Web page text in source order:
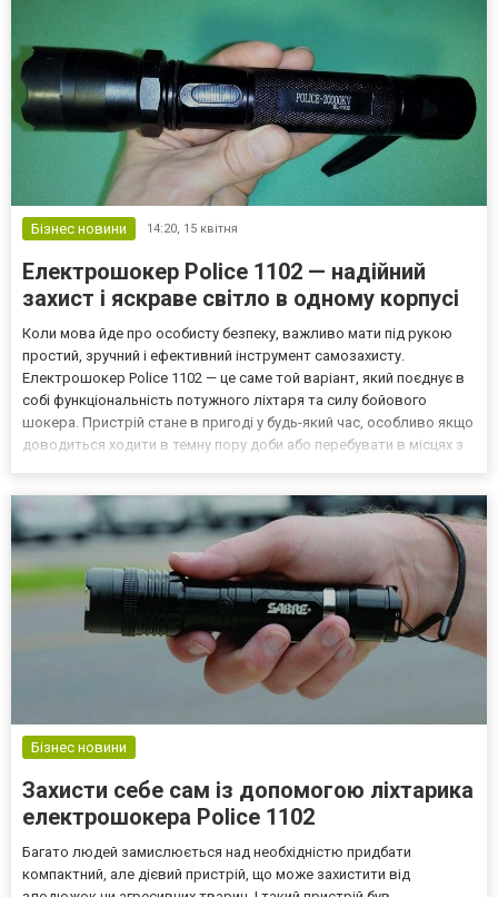
Бізнес новини 14:20, 15 квітня
Електрошокер Police 1102 — надійний
захист і яскраве світло в одному корпусі
Коли мова йде про особисту безпеку, важливо мати під рукою
простий, зручний і ефективний інструмент самозахисту.
Електрошокер Police 1102 — це саме той варіант, який поєднує в
собі функціональність потужного ліхтаря та силу бойового
шокера. Пристрій стане в пригоді у будь-який час, особливо якщо
доводиться ходити в темну пору доби або перебувати в місцях з
Бізнес новини
Захисти себе сам із допомогою ліхтарика
електрошокера Police 1102
Багато людей замислюється над необхідністю придбати
компактний, але дієвий пристрій, що може захистити від